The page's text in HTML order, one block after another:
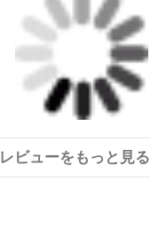
レビューをもっと見る